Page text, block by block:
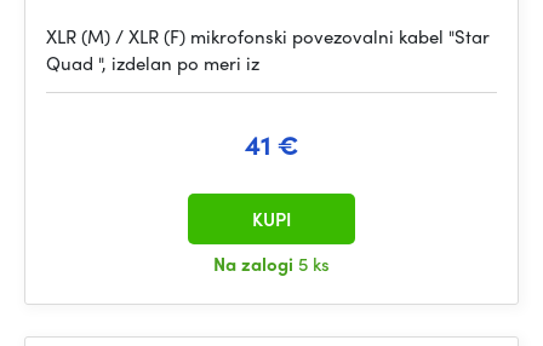
XLR (M) / XLR (F) mikrofonski povezovalni kabel "Star
Quad ", izdelan po meri iz
41 €
Na zalogi 5 ks
KUPI